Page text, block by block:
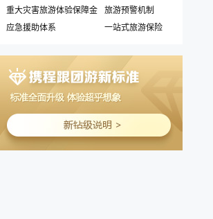
重大灾害旅游体验保障金
旅游预警机制
应急援助体系
一站式旅游保险